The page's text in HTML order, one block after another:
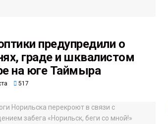
предупредили о
граде и шквалистом
на юге Таймыра
517